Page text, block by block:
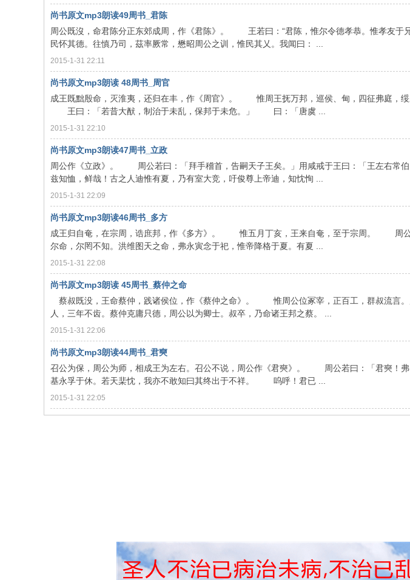
尚书原文mp3朗读49周书_君陈
周公既沒，命君陈分正东郊成周，作《君陈》。 王若曰：“君陈，惟尔令德孝恭。惟孝友于
民怀其德。往慎乃司，茲率厥常，懋昭周公之训，惟民其乂。我闻曰： ...
2015-1-31 22:11
尚书原文mp3朗读 48周书_周官
成王既黜殷命，灭淮夷，还归在丰，作《周官》。 惟周王抚万邦，巡侯、甸，四征弗庭，绥
王曰：「若昔大猷，制治于未乱，保邦于未危。」 曰：「唐虞 ...
2015-1-31 22:10
尚书原文mp3朗读47周书_立政
周公作《立政》。 周公若曰：「拜手稽首，告嗣天子王矣。」用咸戒于王曰：「王左右
兹知恤，鲜哉！古之人迪惟有夏，乃有室大竞，吁俊尊上帝迪，知忱恂 ...
2015-1-31 22:09
尚书原文mp3朗读46周书_多方
成王归自奄，在宗周，诰庶邦，作《多方》。 惟五月丁亥，王来自奄，至于宗周。 周公
尔命，尔罔不知。洪维图天之命，弗永寅念于祀，惟帝降格于夏。有夏 ...
2015-1-31 22:08
尚书原文mp3朗读 45周书_蔡仲之命
蔡叔既没，王命蔡仲，践诸侯位，作《蔡仲之命》。 惟周公位冢宰，正百工，群叔流言。
人，三年不齿。蔡仲克庸只德，周公以为卿士。叔卒，乃命诸王邦之蔡。 ...
2015-1-31 22:06
尚书原文mp3朗读44周书_君奭
召公为保，周公为师，相成王为左右。召公不说，周公作《君奭》。 周公若曰：「君奭！弗
基永孚于休。若天棐忱，我亦不敢知曰其终出于不祥。 呜呼！君已 ...
2015-1-31 22:05